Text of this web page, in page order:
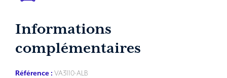
Informations
complémentaires
Référence : VA3110-ALB